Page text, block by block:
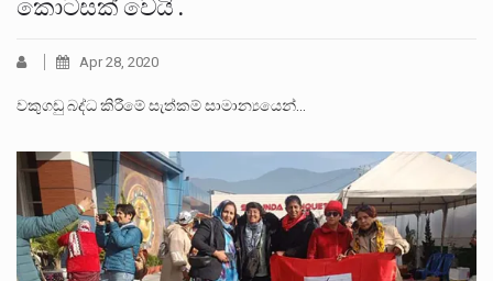
කොටසක් වෙයි .
Apr 28, 2020
වකුගඩු බද්ධ කිරීමේ සැත්කම් සාමාන්‍යයෙන්…